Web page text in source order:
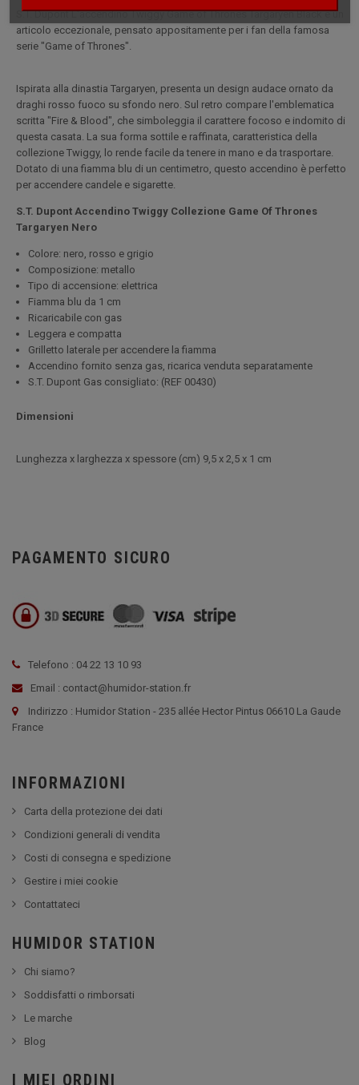
S.T. Dupont L'accendino Twiggy Game of Thrones Targaryen Black è un
articolo eccezionale, pensato appositamente per i fan della famosa
serie "Game of Thrones".
Ispirata alla dinastia Targaryen, presenta un design audace ornato da
draghi rosso fuoco su sfondo nero. Sul retro compare l'emblematica
scritta "Fire & Blood", che simboleggia il carattere focoso e indomito di
questa casata. La sua forma sottile e raffinata, caratteristica della
collezione Twiggy, lo rende facile da tenere in mano e da trasportare.
Dotato di una fiamma blu di un centimetro, questo accendino è perfetto
per accendere candele e sigarette.
S.T. Dupont Accendino Twiggy Collezione Game Of Thrones
Targaryen Nero
Colore: nero, rosso e grigio
Composizione: metallo
Tipo di accensione: elettrica
Fiamma blu da 1 cm
Ricaricabile con gas
Leggera e compatta
Grilletto laterale per accendere la fiamma
Accendino fornito senza gas, ricarica venduta separatamente
S.T. Dupont Gas consigliato: (REF 00430)
Dimensioni
Lunghezza x larghezza x spessore (cm) 9,5 x 2,5 x 1 cm
PAGAMENTO SICURO
Telefono : 04 22 13 10 93
Email : contact@humidor-station.fr
Indirizzo : Humidor Station - 235 allée Hector Pintus 06610 La Gaude
France
INFORMAZIONI
Carta della protezione dei dati
Condizioni generali di vendita
Costi di consegna e spedizione
Gestire i miei cookie
Contattateci
HUMIDOR STATION
Chi siamo?
Soddisfatti o rimborsati
Le marche
Blog
I MIEI ORDINI